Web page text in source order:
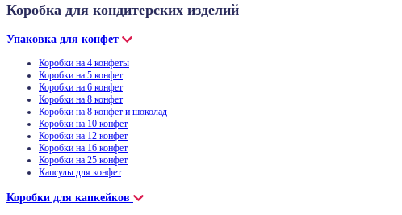
Коробка для кондитерских изделий
Упаковка для конфет
Коробки на 4 конфеты
Коробки на 5 конфет
Коробки на 6 конфет
Коробки на 8 конфет
Коробки на 8 конфет и шоколад
Коробки на 10 конфет
Коробки на 12 конфет
Коробки на 16 конфет
Коробки на 25 конфет
Капсулы для конфет
Коробки для капкейков